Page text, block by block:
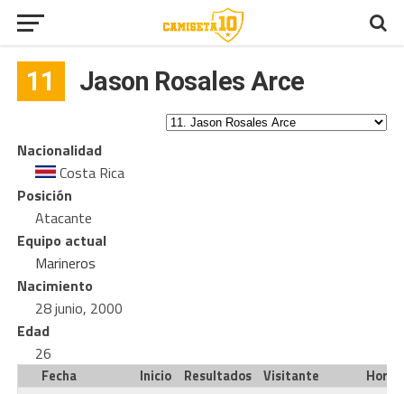
11 Jason Rosales Arce
Nacionalidad
Costa Rica
Posición
Atacante
Equipo actual
Marineros
Nacimiento
28 junio, 2000
Edad
26
Fecha Inicio Resultados Visitante
Hora